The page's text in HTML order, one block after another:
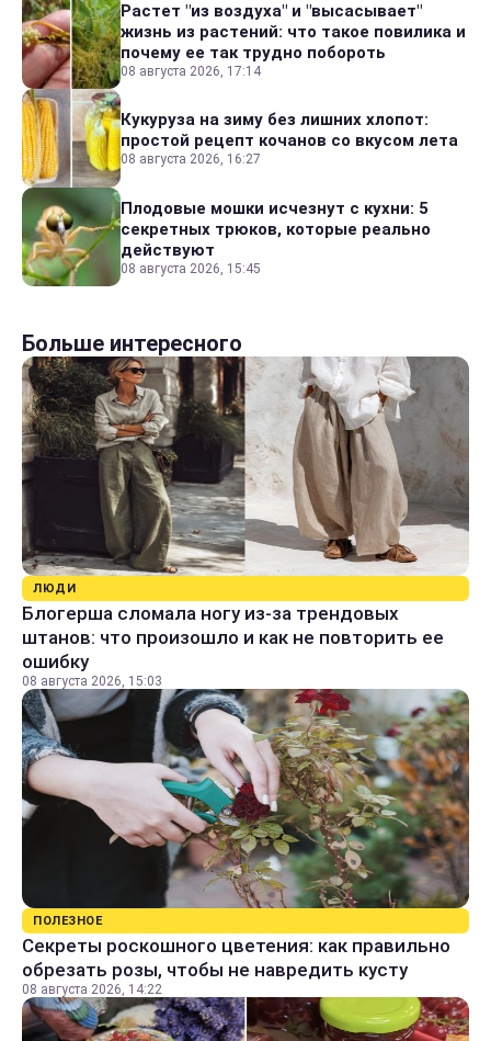
Растет "из воздуха" и "высасывает"
жизнь из растений: что такое повилика и
почему ее так трудно побороть
08 августа 2026, 17:14
Кукуруза на зиму без лишних хлопот:
простой рецепт кочанов со вкусом лета
08 августа 2026, 16:27
Плодовые мошки исчезнут с кухни: 5
секретных трюков, которые реально
действуют
08 августа 2026, 15:45
Больше интересного
ЛЮДИ
Блогерша сломала ногу из-за трендовых
штанов: что произошло и как не повторить ее
ошибку
08 августа 2026, 15:03
ПОЛЕЗНОЕ
Секреты роскошного цветения: как правильно
обрезать розы, чтобы не навредить кусту
08 августа 2026, 14:22